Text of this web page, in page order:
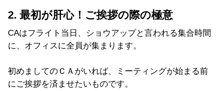
2. 最初が肝心！ご挨拶の際の極意
CAはフライト当日、ショウアップと言われる集合時間
に、オフィスに全員が集まります。
初めましてのＣＡがいれば、ミーティングが始まる前
にご挨拶を済ませたいものです。